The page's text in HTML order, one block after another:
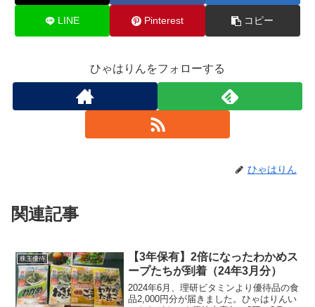
LINE Pinterest コピー
ひゃはりんをフォローする
ひゃはりん
関連記事
株主優待
【3年保有】2倍になったわかめス
ープたちが到着（24年3月分）
2024年6月、理研ビタミンより優待品の食
品2,000円分が届きました。ひゃはりんい